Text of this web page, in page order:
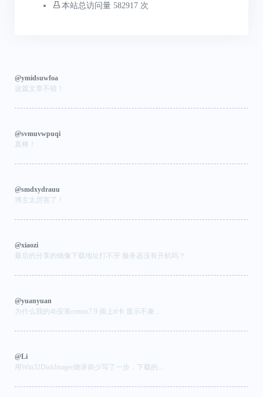
本站总访问量 582917 次
@ymidsuwfoa
这篇文章不错！
@svmuvwpuqi
真棒！
@smdxydrauu
博主太厉害了！
@xiaozi
最后的分享的镜像下载地址打不开 服务器没有开机吗？
@yuanyuan
为什么我的4b安装centos7.9 插上tf卡 显示不兼...
@Li
用Win32DiskImager烧录前少写了一步，下载的....